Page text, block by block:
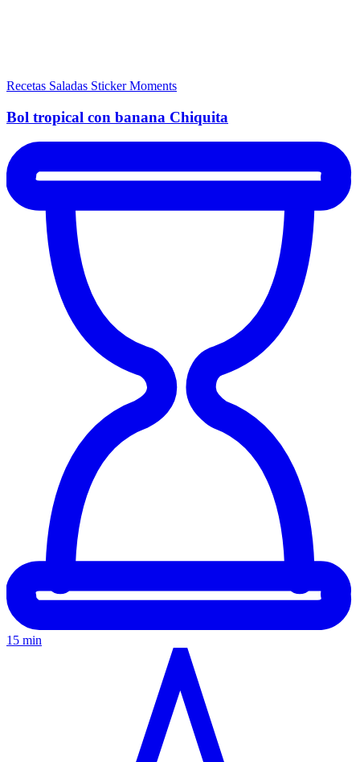
Recetas Saladas Sticker Moments
Bol tropical con banana Chiquita
15 min